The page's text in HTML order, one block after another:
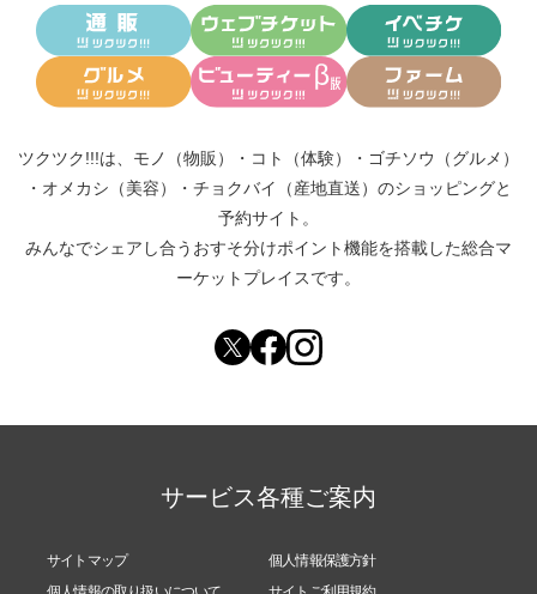
ツクツク!!!は、 モノ（物販） ・ コト（体験） ・ ゴチソウ（グルメ）
・ オメカシ（美容） ・ チョクバイ（産地直送） のショッピングと
予約サイト。
みんなでシェアし合う おすそ分けポイント機能を搭載した総合マ
ーケットプレイスです。
サービス各種ご案内
サイトマップ
個人情報保護方針